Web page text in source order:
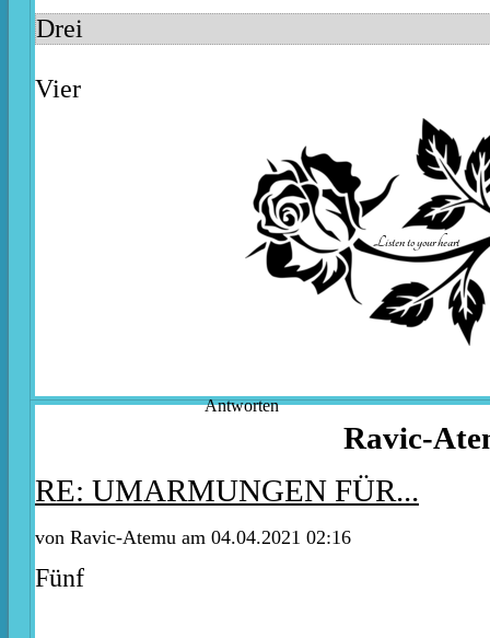
Drei
Vier
Antworten
Ravic-
RE: UMARMUNGEN FÜR...
von Ravic-Atemu am 04.04.2021 02:16
Fünf